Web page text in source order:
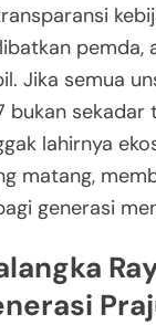
pemda,
Jika semua
bukan
lahirnya
matang,
generasi